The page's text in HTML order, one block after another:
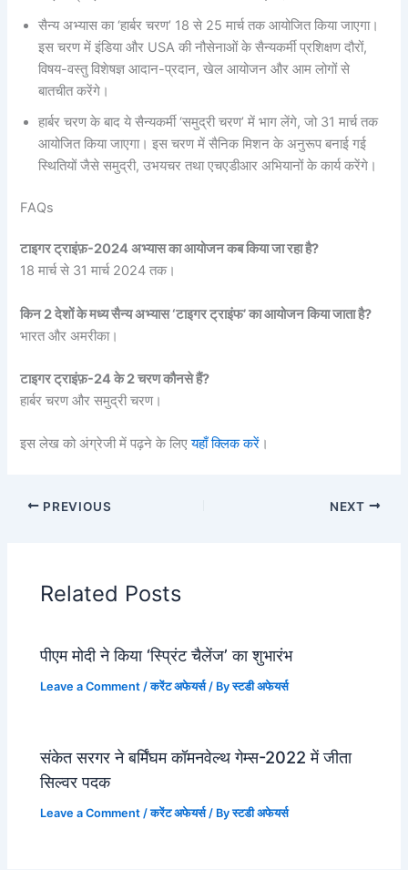
सैन्‍य अभ्‍यास का ‘हार्बर चरण’ 18 से 25 मार्च तक आयोजित किया जाएगा।
इस चरण में इंडिया और USA की नौसेनाओं के सैन्यकर्मी प्रशिक्षण दौरों,
विषय-वस्तु विशेषज्ञ आदान-प्रदान, खेल आयोजन और आम लोगों से
बातचीत करेंगे।
हार्बर चरण के बाद ये सैन्‍यकर्मी ‘समुद्री चरण’ में भाग लेंगे, जो 31 मार्च तक
आयोजित किया जाएगा। इस चरण में सैनिक मिशन के अनुरूप बनाई गई
स्थितियों जैसे समुद्री, उभयचर तथा एचएडीआर अभियानों के कार्य करेंगे।
FAQs
टाइगर ट्राइंफ़-2024 अभ्यास का आयोजन कब किया जा रहा है?
18 मार्च से 31 मार्च 2024 तक।
किन 2 देशों के मध्य सैन्‍य अभ्यास ‘टाइगर ट्राइंफ’ का आयोजन किया जाता है?
भारत और अमरीका।
टाइगर ट्राइंफ़-24 के 2 चरण कौनसे हैं?
हार्बर चरण और समुद्री चरण।
इस लेख को अंग्रेजी में पढ़ने के लिएयहाँ क्लिक करें ।
PREVIOUS NEXT
Related Posts
पीएम मोदी ने किया ‘स्प्रिंट चैलेंज’ का शुभारंभ
Leave a Comment /करेंट अफेयर्स/ Byस्टडी अफेयर्स
संकेत सरगर ने बर्मिंघम कॉमनवेल्थ गेम्स-2022 में जीता
सिल्वर पदक
Leave a Comment /करेंट अफेयर्स/ Byस्टडी अफेयर्स